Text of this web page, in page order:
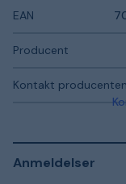
EAN
Producent
Kontakt producenten
Anmeldelser